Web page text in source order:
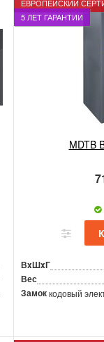
ЕВРОПЕЙСКИЙ
5 ЛЕТ ГАРАНТИИ
MDTB
ВxШxГ
Вес
Замоккодовый